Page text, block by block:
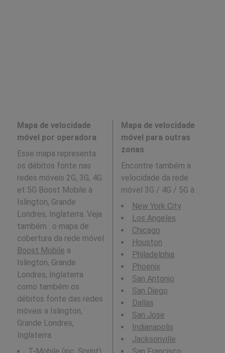
Mapa de velocidade
móvel por operadora
Esse mapa representa
os débitos fonte nas
redes móveis 2G, 3G, 4G
et 5G Boost Mobile à
Islington, Grande
Londres, Inglaterra. Veja
também : o mapa de
cobertura da rede móvel
Boost Mobile a
Islington, Grande
Londres, Inglaterra
como também os
débitos fonte das redes
môveis a Islington,
Grande Londres,
Inglaterra.
Mapa de velocidade
móvel para outras
zonas
Encontre também a
velocidade da rede
móvel 3G / 4G / 5G à :
New York City
Los Angeles
Chicago
Houston
Philadelphia
Phoenix
San Antonio
San Diego
Dallas
San Jose
Indianapolis
Jacksonville